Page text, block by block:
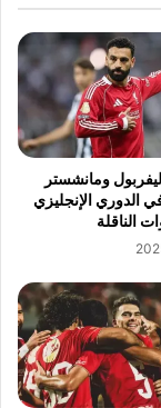
ومانشستر
في الدوري الإنجليزي